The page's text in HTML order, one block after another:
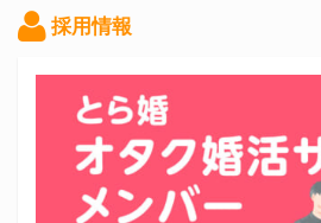
採用情報